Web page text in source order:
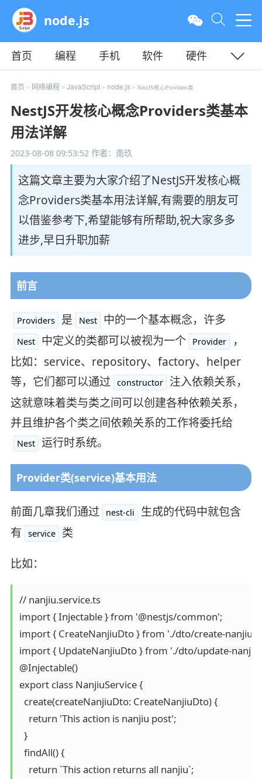
node.js
首页 编程 手机 软件
硬件
教程
平面 服务器
首页 > 网络编程 > JavaScript> node.js> NestJS核心Providers类
NestJS开发核心概念Providers类基本
用法详解
2023-08-08 09:53:52作者：南玖
这篇文章主要为大家介绍了NestJS开发核心概
念Providers类基本用法详解,有需要的朋友可
以借鉴参考下,希望能够有所帮助,祝大家多多
进步,早日升职加薪
前言
Providers 是 Nest 中的一个基本概念，许多
Nest 中定义的类都可以被视为一个 Provider
，
比如：service、repository、factory、helper
等，它们都可以通过 constructor
注入依赖关系，
这就意味着类与类之间可以创建各种依赖关系，
并且维护各个类之间依赖关系的工作将委托给
Nest 运行时系统。
Provider类(service)基本用法
前面几章我们通过 nest-cli
生成的代码中就包含
有
service 类
比如：
// nanjiu.service.ts
import { Injectable } from '@nestjs/common';
import { CreateNanjiuDto } from './dto/create-
import { UpdateNanjiuDto } from './dto/update-
@Injectable()
export class NanjiuService {
  create(createNanjiuDto: CreateNanjiuDto) {
    return 'This action is nanjiu post';
  }
  findAll() {
    return `This action returns all nanjiu`;